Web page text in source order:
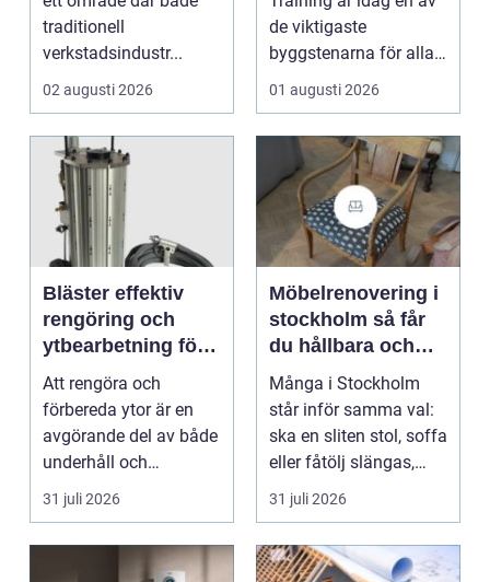
traditionell
verkstadsindustr...
02 augusti 2026
de viktigaste
byggstenarna för alla
som vill arbet...
01 augusti 2026
Bläster effektiv
rengöring och
ytbearbetning för
proffs och
hantverkare
Att rengöra och
förbereda ytor är en
avgörande del av både
underhåll och
renovering. Färg, rost,
smu...
31 juli 2026
Möbelrenovering i
stockholm så får
du hållbara och
vackra möbler
Många i Stockholm
står inför samma val:
ska en sliten stol, soffa
eller fåtölj slängas,
säljas billi...
31 juli 2026